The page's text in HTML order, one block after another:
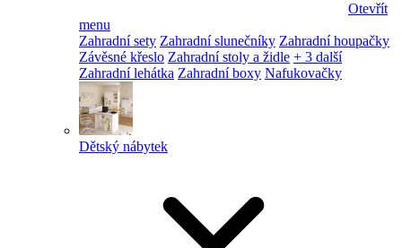
Otevřít
menu
Zahradní sety Zahradní slunečníky Zahradní houpačky
Závěsné křeslo Zahradní stoly a židle + 3 další
Zahradní lehátka Zahradní boxy Nafukovačky
Dětský nábytek